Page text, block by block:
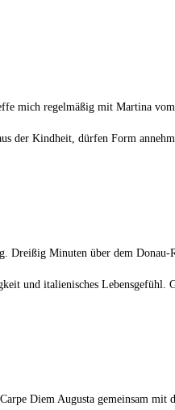
mich regelmäßig mit Martina
der Kindheit, dürfen Form
Dreißig Minuten über dem Donau-
und italienisches
Diem Augusta gemeinsam